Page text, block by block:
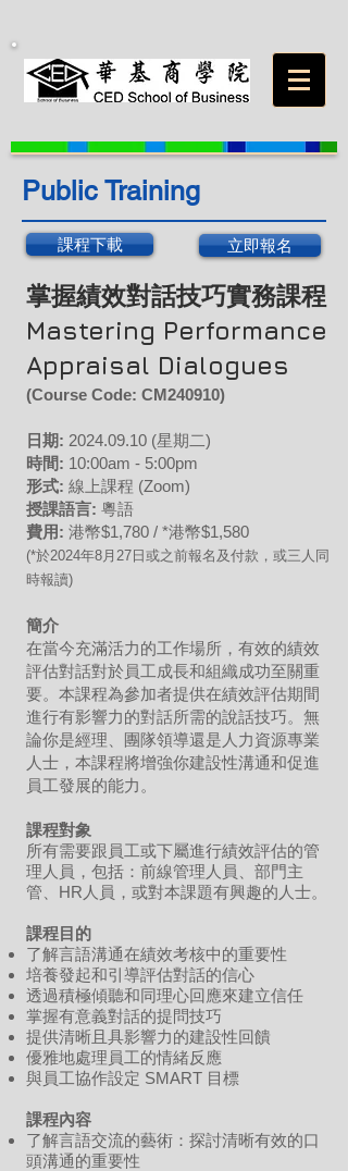
Public Training
課程下載 立即報名
掌握績效對話技巧實務課程
Mastering Performance
Appraisal Dialogues
(Course Code: CM240910)
日期: 2024.09.10 (星期二)
時間: 10:00am - 5:00pm
形式: 線上課程 (Zoom)
授課語言: 粵語
費用: 港幣$1,780 / *港幣$1,580
(*於2024年8月27 日或之前報名及付款，或三人同
時報讀)
簡介
在當今充滿活力的工作場所，有效的績效
評估對話對於員工成長和組織成功至關重
要。本課程為參加者提供在績效評估期間
進行有影響力的對話所需的說話技巧。無
論你是經理、團隊領導還是人力資源專業
人士，本課程將增強你建設性溝通和促進
員工發展的能力。
課程對象
所有需要跟員工或下屬進行績效評估的管
理人員，包括：前線管理人員、部門主
管、HR人員，或對本課題有興趣的人士。
課程目的
了解言語溝通在績效考核中的重要性
培養發起和引導評估對話的信心
透過積極傾聽和同理心回應來建立信任
掌握有意義對話的提問技巧
提供清晰且具影響力的建設性回饋
優雅地處理員工的情緒反應
與員工協作設定 SMART 目標
課程內容
了解言語交流的藝術：探討清晰有效的口
頭溝通的重要性